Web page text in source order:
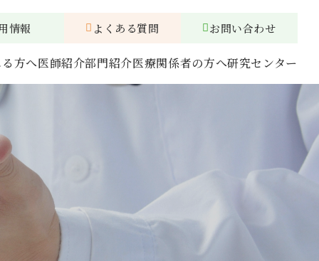
情報 よくある質問 お問い合わせ
方へ医師紹介部門紹介医療関係者の方へ研究センター